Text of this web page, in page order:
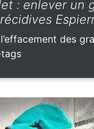
: enlever un
des